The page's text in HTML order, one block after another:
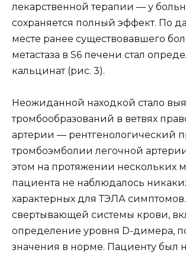
лекарственной терапии — у
сохраняется полный эффект. По
месте ранее существовавшего
метастаза в S6 печени стал
кальцинат (рис. 3).
Неожиданной находкой стало
тромбообразований в ветвях
артерии — рентгенологический
тромбоэмболии легочной
этом на протяжении нескольких
пациента не наблюдалось
характерных для ТЭЛА
свертывающей системы крови,
определение уровня D-димера,
значения в норме. Пациенту был